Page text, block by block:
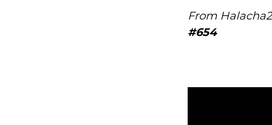
From
#654